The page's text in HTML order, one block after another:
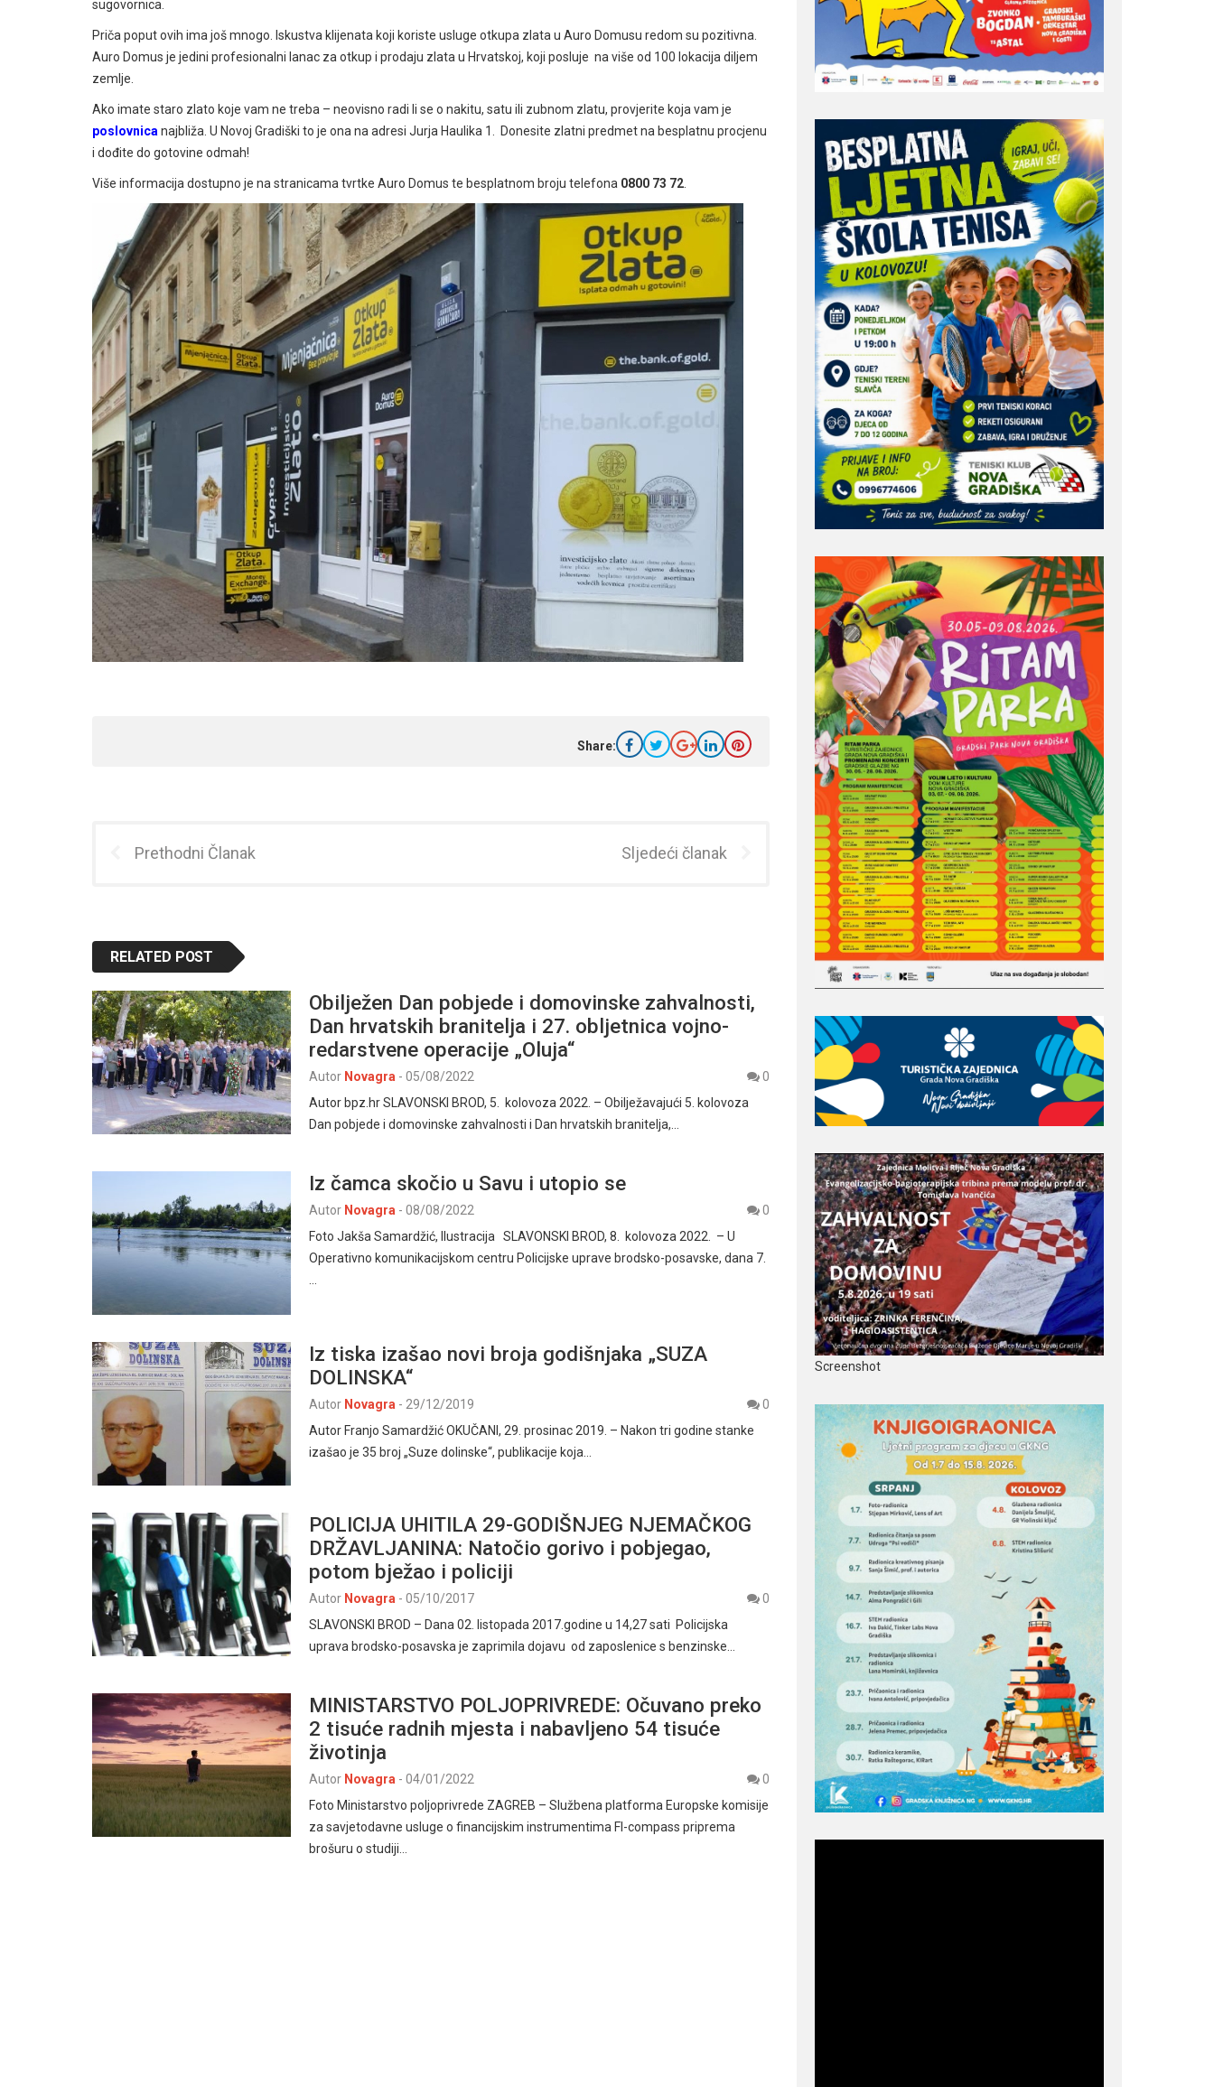
sugovornica.
Priča poput ovih ima još mnogo. Iskustva klijenata koji koriste usluge otkupa zlata u Auro Domusu redom su pozitivna.
Auro Domus je jedini profesionalni lanac za otkup i prodaju zlata u Hrvatskoj, koji posluje na više od 100 lokacija diljem
zemlje.
Ako imate staro zlato koje vam ne treba – neovisno radi li se o nakitu, satu ili zubnom zlatu, provjerite koja vam je
poslovnica najbliža. U Novoj Gradiški to je ona na adresi Jurja Haulika 1. Donesite zlatni predmet na besplatnu procjenu
i dođite do gotovine odmah!
Više informacija dostupno je na stranicama tvrtke Auro Domus te besplatnom broju telefona 0800 73 72
Share:
Prethodni Članak Sljedeći članak
RELATED POST
Obilježen Dan pobjede i domovinske zahvalnosti,
Dan hrvatskih branitelja i 27. obljetnica vojno-
redarstvene operacije „Oluja“
Autor Novagra - 05/08/2022
0
Autor bpz.hr SLAVONSKI BROD, 5. kolovoza 2022. – Obilježavajući 5. kolovoza
Dan pobjede i domovinske zahvalnosti i Dan hrvatskih branitelja,…
Iz čamca skočio u Savu i utopio se
Autor Novagra - 08/08/2022
0
Foto Jakša Samardžić, Ilustracija SLAVONSKI BROD, 8. kolovoza 2022. – U
Operativno komunikacijskom centru Policijske uprave brodsko-posavske, dana 7.
Iz tiska izašao novi broja godišnjaka „SUZA
DOLINSKA“
Autor Novagra - 29/12/2019
0
Autor Franjo Samardžić OKUČANI, 29. prosinac 2019. – Nakon tri godine stanke
izašao je 35 broj „Suze dolinske“, publikacije koja…
POLICIJA UHITILA 29-GODIŠNJEG NJEMAČKOG
DRŽAVLJANINA: Natočio gorivo i pobjegao,
potom bježao i policiji
Autor Novagra - 05/10/2017
0
SLAVONSKI BROD – Dana 02. listopada 2017.godine u 14,27 sati Policijska
uprava brodsko-posavska je zaprimila dojavu od zaposlenice s benzinske…
MINISTARSTVO POLJOPRIVREDE: Očuvano preko
2 tisuće radnih mjesta i nabavljeno 54 tisuće
životinja
Autor Novagra - 04/01/2022
0
Foto Ministarstvo poljoprivrede ZAGREB – Službena platforma Europske komisije
za savjetodavne usluge o financijskim instrumentima FI-compass priprema
brošuru o studiji…
Screenshot